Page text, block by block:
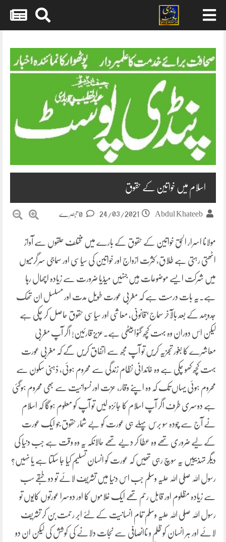
content
اسلام میں خواتین کے حقوق
Abdul Khateeb
24/03/2021
مولانا اسرار الحق خواتین کے حقوق کے بارے میں مختلف حلقوں سے آواز
اٹھتی رہتی ہے طلاق، کثرت ازواج اور خواتین کی سیاسی اور سماجی سرگرمیوں
میں شرکت ایسے موضوعات ہیں جنہیں میڈیا ضرورت سے زیادہ اچھال رہا
ہے۔یہ بات درست ہے کہ مغربی عورت طویل مدت اور مسلسل ان تھک
جدوجہد کے بعد بالآخر سماج‘قانونی، معاشی اور سیاسی حقوق حاصل کر چکی ہے
لیکن اس دوران وہ بہت کچھ گنوا بیٹھی ہے۔عزیز قارئین! اگر آپ مغربی
معاشرے کا بغور تجزیہ کریں تو آپ مجھ سے اتفاق کریں گے کہ مغربی عورت
بہت کچھ کھو چکی ہے وہ خاندانی نظام زندگی سے محروم ہوئی، ذہنی سکون سے
محروم ہوئی یہاں تک کہ وہ اپنے وقار، عزت اور نسوانیت سے بھی محروم ہوگئی
ہے دوسری طرف اگر آپ اسلام کا جائزہ لیں تو آپ کو معلوم ہوگا کہ اسلام
نے آج سے چودہ سو برس پہلے ہی عورت کو بے شمار حقوق جو ایک عورت
کے لیے ضروری تھے وہ عطا کر دیے تھے حالانکہ یہ وہ وقت ہے جب دنیا کی
دیگر تہذیبیں یہ سوچ رہی تھیں کہ عورت کو انسان تسلیم کیا جا سکتا ہے یا نہیں؟
رسول اللہ صلی اللہ علیہ وسلم جب اس دنیا میں تشریف لائے تو دو طبقے سب
سے زیادہ مظلوم اور قابل رحم تھے ایک غلاموں کا اور دوسرا عورتوں کایوں تو
رسول اللہ صلی اللہ علیہ وسلم تمام انسانیت کے لئے ابر رحمت بن کر تشریف
لائے اور ہر انسان کو ظلم و ناانصافی سے نجات دلانے کی کوشش کی لیکن ان دو